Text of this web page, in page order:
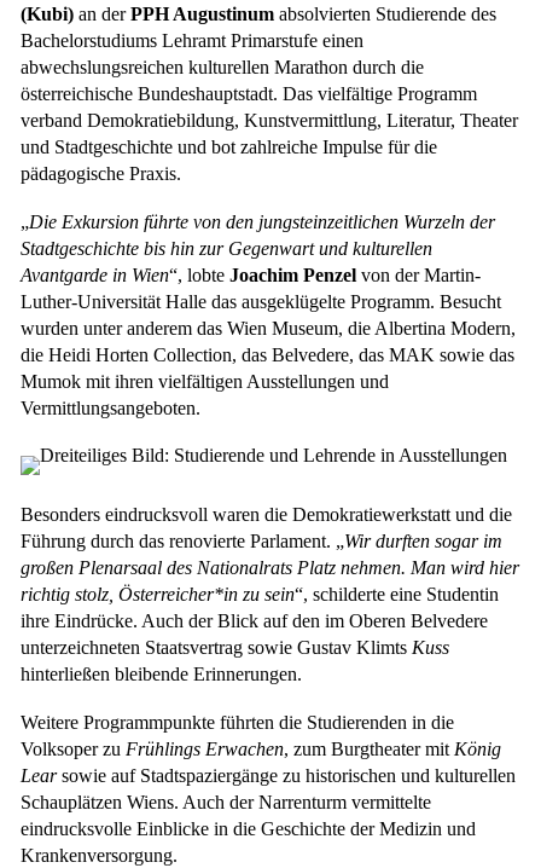
(Kubi) an derPPH Augustinum absolvierten Studierende des
Bachelorstudiums Lehramt Primarstufe einen
abwechslungsreichen kulturellen Marathon durch die
österreichische Bundeshauptstadt. Das vielfältige Programm
verband Demokratiebildung, Kunstvermittlung, Literatur, Theater
und Stadtgeschichte und bot zahlreiche Impulse für die
pädagogische Praxis.
„Die Exkursion führte von den jungsteinzeitlichen Wurzeln der
Stadtgeschichte bis hin zur Gegenwart und kulturellen
Avantgarde in Wien“, lobte Joachim Penzel von der Martin-
Luther-Universität Halle das ausgeklügelte Programm. Besucht
wurden unter anderem das Wien Museum, die Albertina Modern,
die Heidi Horten Collection, das Belvedere, das MAK sowie das
Mumok mit ihren vielfältigen Ausstellungen und
Vermittlungsangeboten.
Besonders eindrucksvoll waren die Demokratiewerkstatt und die
Führung durch das renovierte Parlament. „Wir durften sogar im
großen Plenarsaal des Nationalrats Platz nehmen. Man wird hier
richtig stolz, Österreicher*in zu sein“, schilderte eine Studentin
ihre Eindrücke. Auch der Blick auf den im Oberen Belvedere
unterzeichneten Staatsvertrag sowie Gustav Klimts Kuss
hinterließen bleibende Erinnerungen.
Weitere Programmpunkte führten die Studierenden in die
Volksoper zu Frühlings Erwachen, zum Burgtheater mit König
Learsowie auf Stadtspaziergänge zu historischen und kulturellen
Schauplätzen Wiens. Auch der Narrenturm vermittelte
eindrucksvolle Einblicke in die Geschichte der Medizin und
Krankenversorgung.